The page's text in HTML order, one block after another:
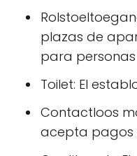
plazas de
para
Toilet: El
Contactloos
acepta pagos